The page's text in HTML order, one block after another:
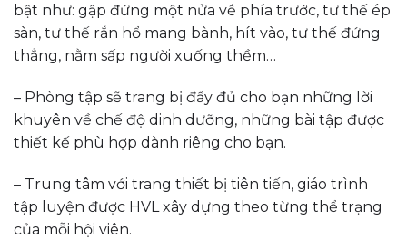
bật như: gập đứng một nửa về phía trước, tư thế ép
sàn, tư thế rắn hổ mang bành, hít vào, tư thế đứng
thẳng, nằm sấp người xuống thềm…
– Phòng tập sẽ trang bị đầy đủ cho bạn những lời
khuyên về chế độ dinh dưỡng, những bài tập được
thiết kế phù hợp dành riêng cho bạn.
– Trung tâm với trang thiết bị tiên tiến, giáo trình
tập luyện được HVL xây dựng theo từng thể trạng
của mỗi hội viên.